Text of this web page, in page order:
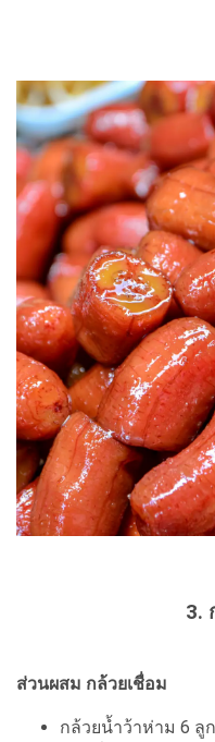
3.
ส่วนผสม กล้วยเชื่อม
กล้วยน้ำว้าห่าม 6 ลู